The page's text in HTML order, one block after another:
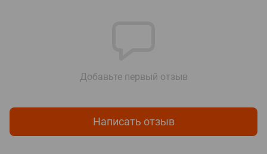
Добавьте первый отзыв
Написать отзыв